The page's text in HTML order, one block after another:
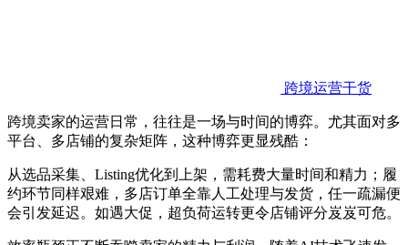
跨境运营干货
跨境卖家的运营日常，往往是一场与时间的博弈。尤其面对多
平台、多店铺的复杂矩阵，这种博弈更显残酷：
从选品采集、Listing优化到上架，需耗费大量时间和精力；履
约环节同样艰难，多店订单全靠人工处理与发货，任一疏漏便
会引发延迟。如遇大促，超负荷运转更令店铺评分岌岌可危。